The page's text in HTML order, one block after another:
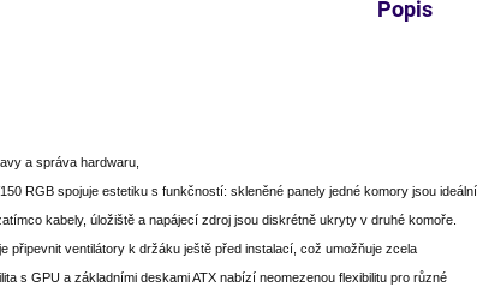
Popis
a správa hardwaru,
RGB spojuje estetiku s funkčností: skleněné panely jedné komory jsou ideální
kabely, úložiště a napájecí zdroj jsou diskrétně ukryty v druhé komoře.
připevnit ventilátory k držáku ještě před instalací, což umožňuje zcela
s GPU a základními deskami ATX nabízí neomezenou flexibilitu pro různé